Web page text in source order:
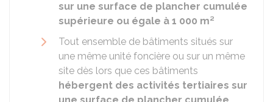
sur une surface de plancher cumulée
supérieure ou égale à 1 000 m²
Tout ensemble de bâtiments situés sur
une même unité foncière ou sur un même
site dès lors que ces bâtiments
hébergent des activités tertiaires sur